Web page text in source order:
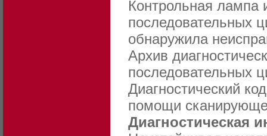
Контрольная лампа
последовательных
обнаружила
Архив
последовательных
Диагностический
помощи
Диагностическая